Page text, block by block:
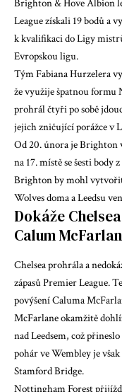
Brighton & Hove Albion
League získali 19 bodů a
k kvalifikaci do Ligy
Evropskou ligu.
Tým Fabiana Hurzelera
že využije špatnou formu
prohrál čtyři po sobě
jejich zničující porážce v
Od 20. února je Brighton
na 17. místě se šesti body
Brighton by mohl vytvořit
Wolves doma a Leedsu
Dokáže
Calum
Chelsea prohrála a
zápasů Premier League.
povýšení Caluma
McFarlane okamžitě
nad Leedsem, což
pohár ve Wembley je
Stamford Bridge.
Nottingham Forest